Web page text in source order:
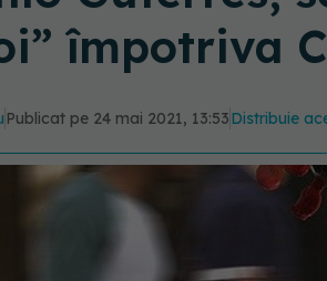
împotriva
Publicat pe 24 mai 2021, 13:53Distribuie